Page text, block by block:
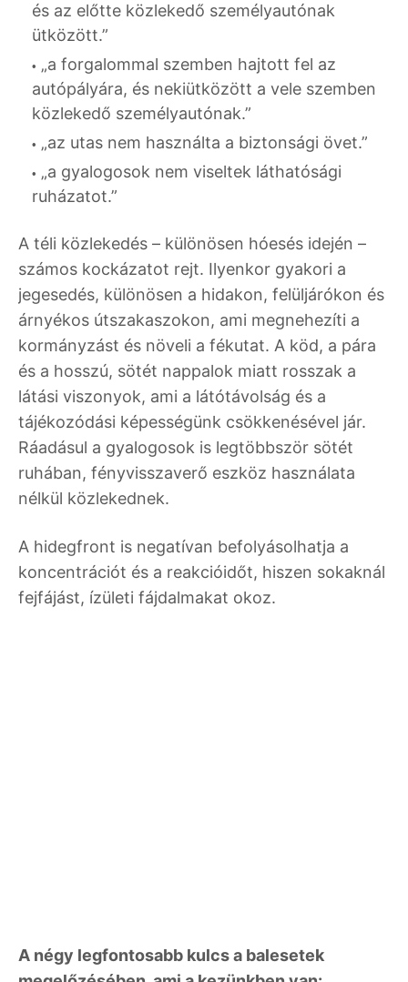
és az előtte közlekedő személyautónak
ütközött.”
„a forgalommal szemben hajtott fel az
autópályára, és nekiütközött a vele szemben
közlekedő személyautónak.”
„az utas nem használta a biztonsági övet.”
„a gyalogosok nem viseltek láthatósági
ruházatot.”
A téli közlekedés – különösen hóesés idején –
számos kockázatot rejt. Ilyenkor gyakori a
jegesedés, különösen a hidakon, felüljárókon és
árnyékos útszakaszokon, ami megnehezíti a
kormányzást és növeli a fékutat. A köd, a pára
és a hosszú, sötét nappalok miatt rosszak a
látási viszonyok, ami a látótávolság és a
tájékozódási képességünk csökkenésével jár.
Ráadásul a gyalogosok is legtöbbször sötét
ruhában, fényvisszaverő eszköz használata
nélkül közlekednek.
A hidegfront is negatívan befolyásolhatja a
koncentrációt és a reakcióidőt, hiszen sokaknál
fejfájást, ízületi fájdalmakat okoz.
A négy legfontosabb kulcs a balesetek